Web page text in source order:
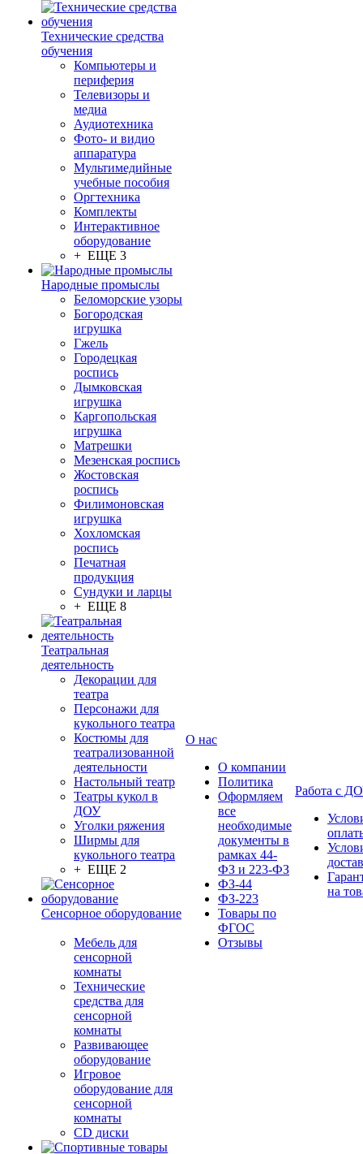
Технические средства
обучения
Компьютеры и
периферия
Телевизоры и
медиа
Аудиотехника
Фото- и видио
аппаратура
Мультимедийные
учебные пособия
Оргтехника
Комплекты
Интерактивное
оборудование
+ ЕЩЕ 3
Народные промыслы
Беломорские узоры
Богородская
игрушка
Гжель
Городецкая
роспись
Дымковская
игрушка
Каргопольская
игрушка
Матрешки
Мезенская роспись
Жостовская
роспись
Филимоновская
игрушка
Хохломская
роспись
Печатная
продукция
Сундуки и ларцы
+ ЕЩЕ 8
Театральная
деятельность
Декорации для
театра
Персонажи для
кукольного театра
Костюмы для
театрализованной
деятельности
Настольный театр
Театры кукол в
ДОУ
Уголки ряжения
Ширмы для
кукольного театра
+ ЕЩЕ 2
Сенсорное оборудование
Мебель для
сенсорной
комнаты
Технические
средства для
сенсорной
комнаты
Развивающее
оборудование
Игровое
оборудование для
сенсорной
комнаты
CD диски
О нас
О компании
Политика
Оформляем
все
необходимые
документы в
рамках 44-
ФЗ и 223-ФЗ
ФЗ-44
ФЗ-223
Товары по
ФГОС
Отзывы
Работа с
на